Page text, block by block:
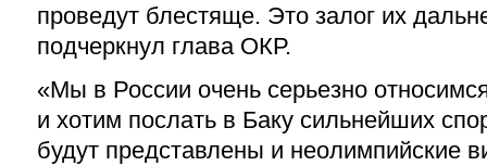
проведут блестяще. Это залог их
подчеркнул глава ОКР.
«Мы в России очень серьезно
и хотим послать в Баку сильнейших
будут представлены и неолимпийские